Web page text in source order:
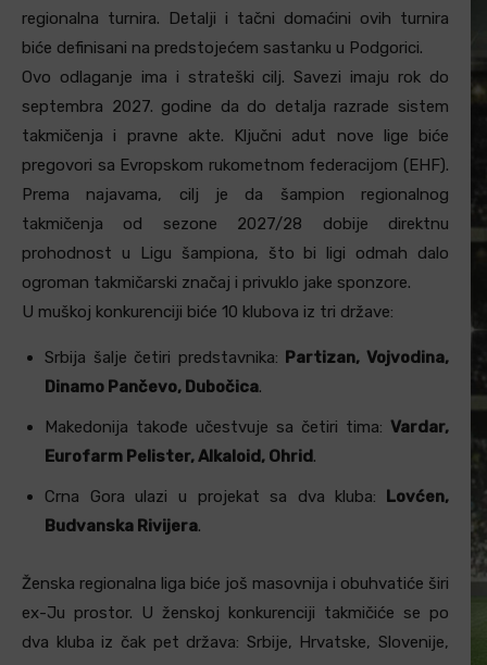
regionalna turnira. Detalji i tačni domaćini ovih turnira
biće definisani na predstojećem sastanku u Podgorici.
Ovo odlaganje ima i strateški cilj. Savezi imaju rok do
septembra 2027. godine da do detalja razrade sistem
takmičenja i pravne akte. Ključni adut nove lige biće
pregovori sa Evropskom rukometnom federacijom (EHF).
Prema najavama, cilj je da šampion regionalnog
takmičenja od sezone 2027/28 dobije direktnu
prohodnost u Ligu šampiona, što bi ligi odmah dalo
ogroman takmičarski značaj i privuklo jake sponzore.
U muškoj konkurenciji biće 10 klubova iz tri države:
Srbija šalje četiri predstavnika: Partizan, Vojvodina,
Dinamo Pančevo, Dubočica.
Makedonija takođe učestvuje sa četiri tima: Vardar,
Eurofarm Pelister, Alkaloid, Ohrid.
Crna Gora ulazi u projekat sa dva kluba: Lovćen,
Budvanska Rivijera.
Ženska regionalna liga biće još masovnija i obuhvatiće širi
ex-Ju prostor. U ženskoj konkurenciji takmičiće se po
dva kluba iz čak pet država: Srbije, Hrvatske, Slovenije,